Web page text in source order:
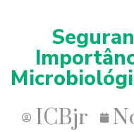
ICBjr